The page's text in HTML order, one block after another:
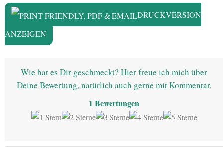
DRUCKVERSION
ANZEIGEN
Wie hat es Dir geschmeckt? Hier freue ich mich über
Deine Bewertung, natürlich auch gerne mit Kommentar.
1 Bewertungen